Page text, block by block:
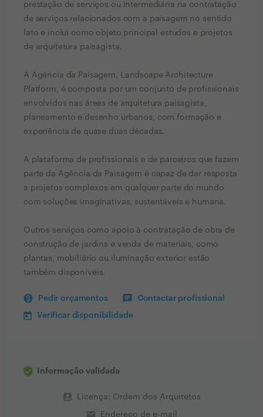
prestação de serviços ou intermediária na contratação
de serviços relacionados com a paisagem no sentido
lato e inclui como objeto principal estudos e projetos
de arquitetura paisagista.
A Agência da Paisagem, Landscape Architecture
Platform, é composta por um conjunto de profissionais
envolvidos nas áreas de arquitetura paisagista,
planeamento e desenho urbanos, com formação e
experiência de quase duas décadas.
A plataforma de profissionais e de parceiros que fazem
parte da Agência da Paisagem é capaz de dar resposta
a projetos complexos em qualquer parte do mundo
com soluções imaginativas, sustentáveis e humana.
Outros serviços como apoio à contratação de obra de
construção de jardins e venda de materiais, como
plantas, mobiliário ou iluminação exterior estão
também disponíveis.
Pedir orçamentos Contactar profissional
Verificar disponibilidade
Informação validada
perm_contact_calendar Licença: Ordem dos Arquitetos
email Endereço de e-mail